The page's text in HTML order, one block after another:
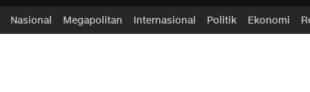
Nasional Megapolitan Internasional Politik Ekonomi